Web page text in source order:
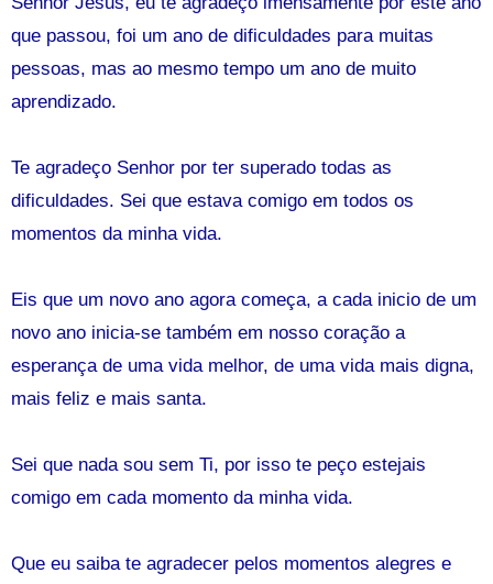
que passou, foi um ano de dificuldades para muitas
pessoas, mas ao mesmo tempo um ano de muito
aprendizado.
Te agradeço Senhor por ter superado todas as
dificuldades. Sei que estava comigo em todos os
momentos da minha vida.
Eis que um novo ano agora começa, a cada inicio de um
novo ano inicia-se também em nosso coração a
esperança de uma vida melhor, de uma vida mais digna,
mais feliz e mais santa.
Sei que nada sou sem Ti, por isso te peço estejais
comigo em cada momento da minha vida.
Que eu saiba te agradecer pelos momentos alegres e